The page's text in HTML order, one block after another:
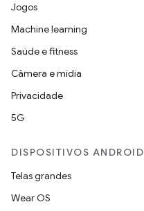
Jogos
Machine learning
Saúde e fitness
Câmera e mídia
Privacidade
5G
DISPOSITIVOS ANDROID
Telas grandes
Wear OS